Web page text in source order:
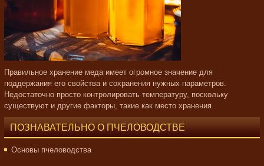
Правильное хранение меда имеет огромное значение для
поддержания его свойства и сохранения нужных параметров.
Недостаточно просто контролировать температуру, поскольку
существуют и другие факторы, такие как место хранения.
ПОЗНАВАТЕЛЬНО О ПЧЕЛОВОДСТВЕ
Основы пчеловодства